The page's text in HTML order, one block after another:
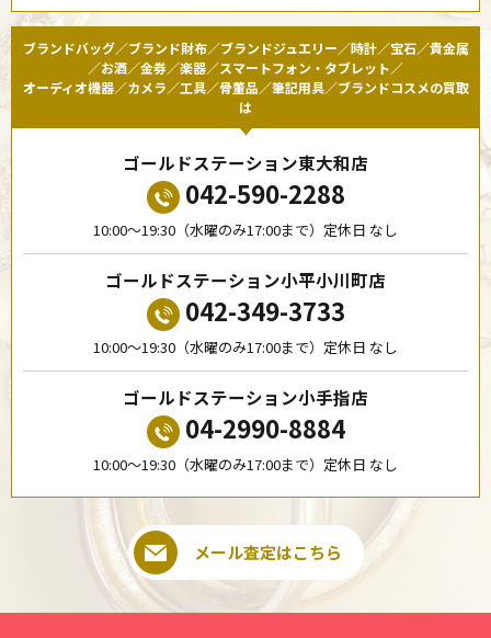
ブランドバッグ／ブランド財布／ブランドジュエリー／時計／宝石／貴金属
／お酒／金券／楽器／スマートフォン・タブレット／
オーディオ機器／カメラ／工具／骨董品／筆記用具／ブランドコスメの買取
は
ゴールドステーション東大和店
042-590-2288
10:00〜19:30（水曜のみ17:00まで）定休日 なし
ゴールドステーション小平小川町店
042-349-3733
10:00〜19:30（水曜のみ17:00まで）定休日 なし
ゴールドステーション小手指店
04-2990-8884
10:00〜19:30（水曜のみ17:00まで）定休日 なし
メール査定はこちら